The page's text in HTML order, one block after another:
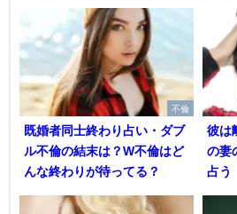
不倫
既婚者同士終わり占い・ダブ
ル不倫の結末は？W不倫はど
んな終わりが待ってる？
彼は
の妻
占う